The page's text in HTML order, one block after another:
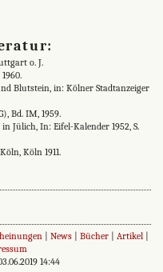
o. J.
Blutstein, in: Kölner Stadtanzeiger
Bd. IM, 1959.
Jülich, In: Eifel-Kalender 1952, S.
Köln 1911.
| News| Bücher| Artikel|
14:44